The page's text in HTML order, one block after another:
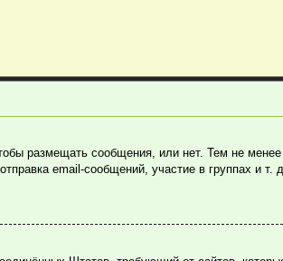
размещать сообщения, или нет. Тем не менее
email-сообщений, участие в группах и т.